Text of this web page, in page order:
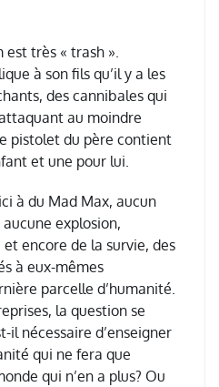
très « trash ».
à son fils qu’il y a les
des cannibales qui
au moindre
pistolet du père contient
et une pour lui.
à du Mad Max, aucun
explosion,
encore de la survie, des
à eux-mêmes
parcelle d’humanité.
la question se
il nécessaire d’enseigner
qui ne fera que
qui n’en a plus? Ou